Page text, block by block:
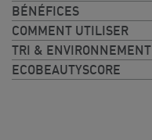
BÉNÉFICES
COMMENT UTILISER
TRI & ENVIRONNEMENT
ECOBEAUTYSCORE